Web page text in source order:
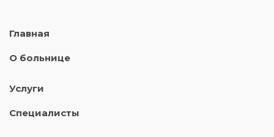
Главная
О больнице
Услуги
Специалисты